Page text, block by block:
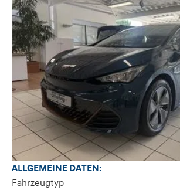
ALLGEMEINE DATEN:
Fahrzeugtyp